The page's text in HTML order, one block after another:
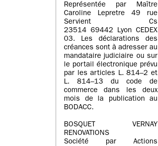
Représentée par Maître
Caroline Lepretre 49 rue
Servient Cs
23514 69442 Lyon CEDEX
03. Les déclarations des
créances sont à adresser au
mandataire judiciaire ou sur
le portail électronique prévu
par les articles L. 814–2 et
L. 814–13 du code de
commerce dans les deux
mois de la publication au
BODACC.
BOSQUET VERNAY
RENOVATIONS
Société par Actions